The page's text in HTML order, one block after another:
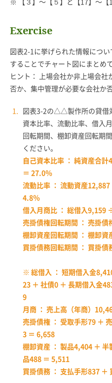
※ 【３】〜【５】と【17】〜【
Exercise
図表2-1に挙げられた情報につ
することでチャート図にまとめ
ヒント： 上場会社か非上場会
否か、集中管理が必要な会社か
図表3-2の△△製作所の貸借
資本比率、流動比率、借入
回転期間、棚卸資産回転期
ください。
自己資本比率 ： 純資産合
＝ 27.0％
流動比率 ： 流動資産
4.8％
借入月商比 ： 総借入9,159
売掛債権回転期間 ： 売掛
棚卸資産回転期間 ： 棚卸
買掛債務回転期間 ： 買掛
※ 総借入 ： 短期借入金
23 ＋ 社債0 ＋ 長期借入金
9
月商 ： 売上高（年商）
売掛債権 ： 受取手形79 ＋
3 ＝ 6,658
棚卸資産 ： 製品4,404 ＋
品488 ＝ 5,511
買掛債務 ： 支払手形837 ＋